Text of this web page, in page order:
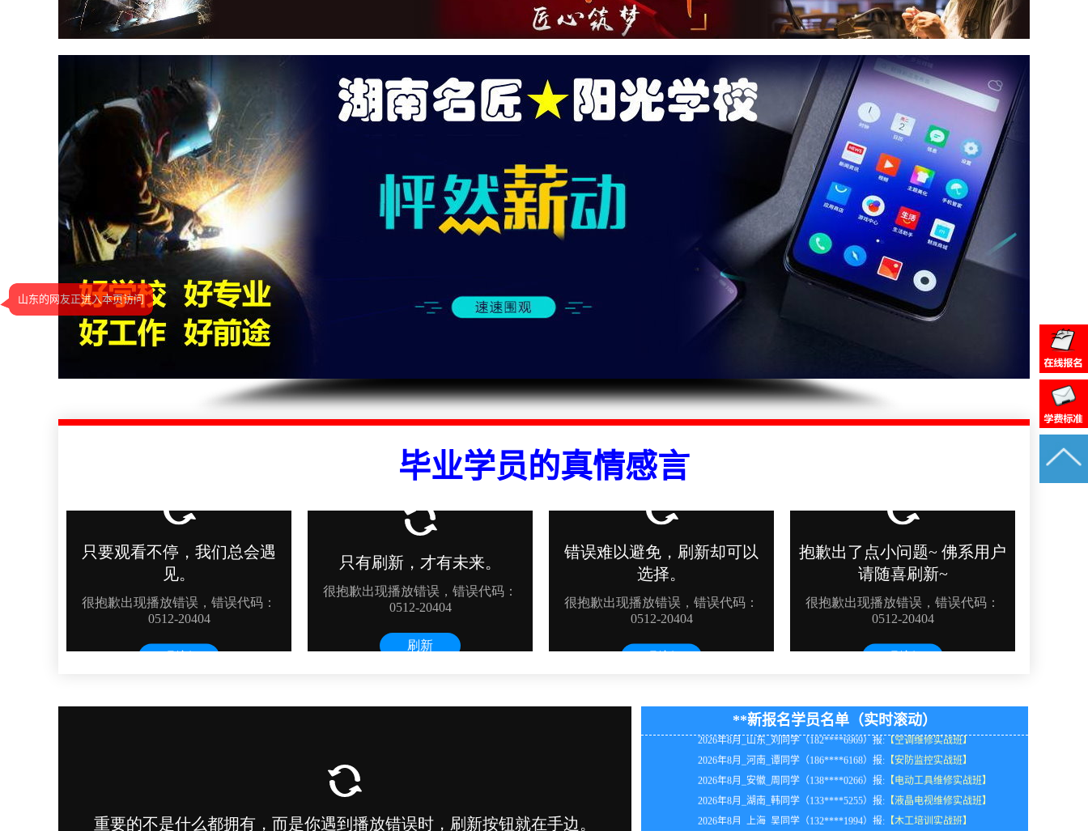
算
机
维
修
训
,
电
脑
修
培
学
校
,
安
防
监
毕业学员的真情感言
**新报名学员名单（实时滚动）
2026年8月_海南_李同学（184****1094）报:【电机维修实战班】
2026年8月_山东_刘同学（182****6969）报:【空调维修实战班】
2026年8月_河南_谭同学（186****6168）报: 【安防监控实战班】
2026年8月_安徽_周同学（138****0266）报: 【电动工具维修实战班】
2026年8月_湖南_韩同学（133****5255）报: 【液晶电视维修实战班】
2026年8月_上海_吴同学（132****1994）报: 【木工培训实战班】
2026年8月_河北_韩同学（139****2721）报: 【中级电工培训实战班】
祝贺江同学（188****8645）2026年8月在贵州自行创业！
祝贺代同学（139****9116）2026年8月在广东开办维修公司！
祝贺江同学（181****2768）2026年8月在湖北自行创业！